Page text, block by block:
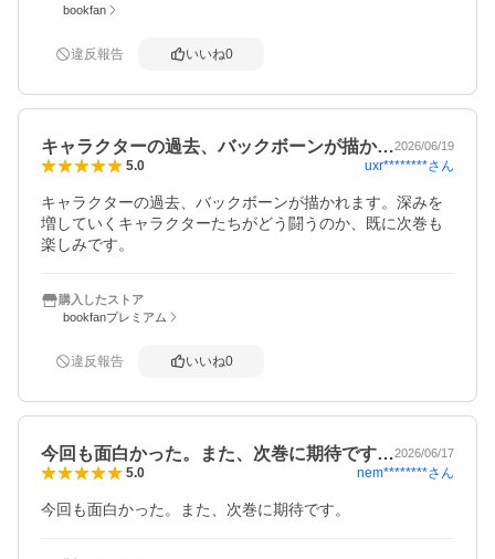
bookfan
違反報告 いいね0
キャラクターの過去、バックボーンが描か…2026/06/19
5.0 uxr********さん
キャラクターの過去、バックボーンが描かれます。深みを
増していくキャラクターたちがどう闘うのか、既に次巻も
楽しみです。
購入したストア
bookfanプレミアム
違反報告 いいね0
今回も面白かった。また、次巻に期待です…2026/06/17
5.0 nem********さん
今回も面白かった。また、次巻に期待です。